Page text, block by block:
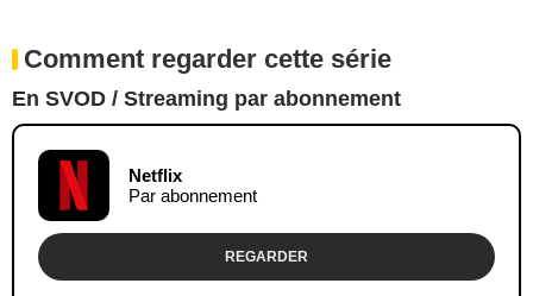
Comment regarder cette série
En SVOD / Streaming par abonnement
Netflix
Par abonnement
REGARDER